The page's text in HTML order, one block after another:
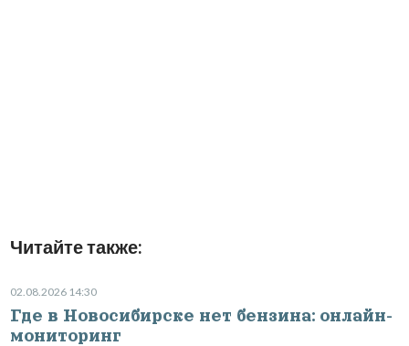
Читайте также:
02.08.2026 14:30
Где в Новосибирске нет бензина: онлайн-
мониторинг